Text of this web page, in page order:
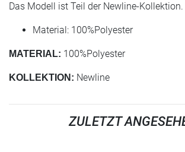
Das Modell ist Teil der Newline-Kollektion.
Material: 100%Polyester
MATERIAL: 100%Polyester
KOLLEKTION: Newline
ZULETZT